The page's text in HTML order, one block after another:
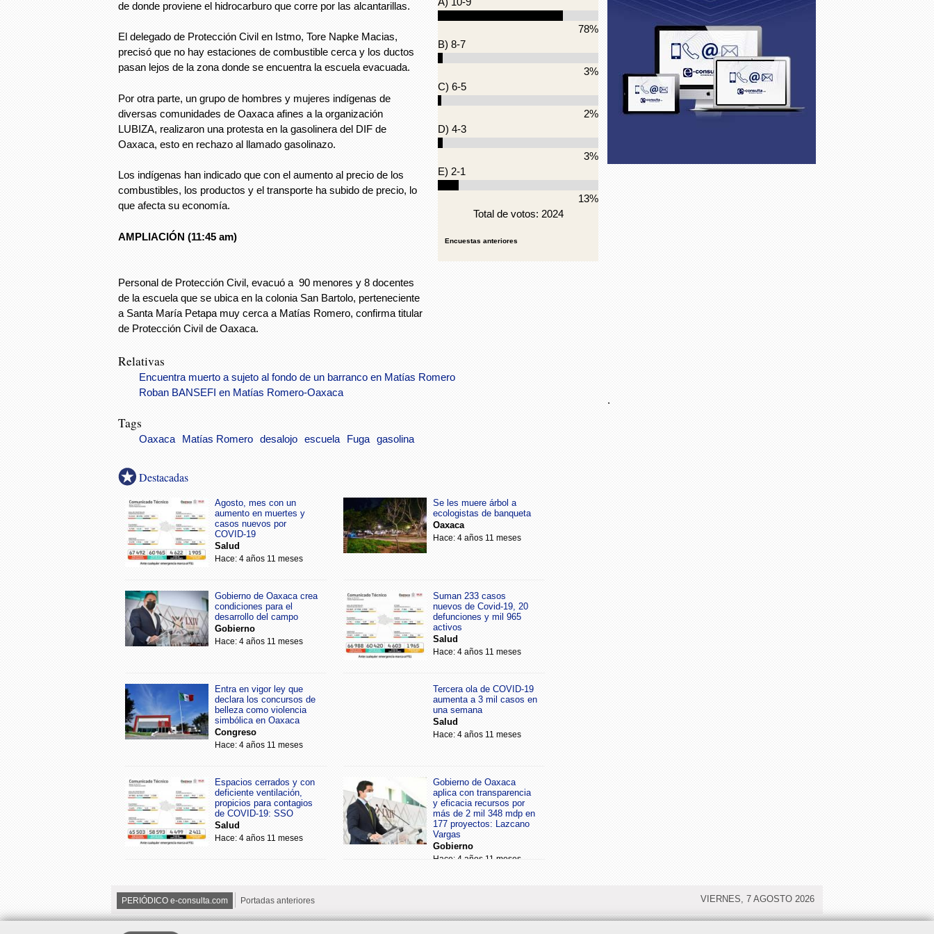
de donde proviene el hidrocarburo que corre por las alcantarillas.
El delegado de Protección Civil en Istmo, Tore Napke Macias,
precisó que no hay estaciones de combustible cerca y los ductos
pasan lejos de la zona donde se encuentra la escuela evacuada.
Por otra parte, un grupo de hombres y mujeres indígenas de
diversas comunidades de Oaxaca afines a la organización
LUBIZA, realizaron una protesta en la gasolinera del DIF de
Oaxaca, esto en rechazo al llamado gasolinazo.
Los indígenas han indicado que con el aumento al precio de los
combustibles, los productos y el transporte ha subido de precio, lo
que afecta su economía.
AMPLIACIÓN (11:45 am)
Personal de Protección Civil, evacuó a 90 menores y 8 docentes
de la escuela que se ubica en la colonia San Bartolo, perteneciente
a Santa María Petapa muy cerca a Matías Romero, confirma titular
de Protección Civil de Oaxaca.
78%
B) 8-7
3%
C) 6-5
2%
D) 4-3
3%
E) 2-1
13%
Total de votos: 2024
Encuestas anteriores
Relativas
Encuentra muerto a sujeto al fondo de un barranco en Matías Romero
Roban BANSEFI en Matías Romero-Oaxaca
Tags
Oaxaca Matías Romero desalojo escuela Fuga gasolina
Destacadas
Agosto, mes con un
aumento en muertes y
casos nuevos por
COVID-19
Salud
Hace: 4 años 11 meses
Se les muere árbol a
ecologistas de banqueta
Oaxaca
Hace: 4 años 11 meses
Gobierno de Oaxaca crea
condiciones para el
desarrollo del campo
Gobierno
Hace: 4 años 11 meses
Suman 233 casos
nuevos de Covid-19, 20
defunciones y mil 965
activos
Salud
Hace: 4 años 11 meses
Entra en vigor ley que
declara los concursos de
belleza como violencia
simbólica en Oaxaca
Congreso
Hace: 4 años 11 meses
Tercera ola de COVID-19
aumenta a 3 mil casos en
una semana
Salud
Hace: 4 años 11 meses
Espacios cerrados y con
deficiente ventilación,
propicios para contagios
de COVID-19: SSO
Salud
Hace: 4 años 11 meses
Gobierno de Oaxaca
aplica con transparencia
y eficacia recursos por
más de 2 mil 348 mdp en
177 proyectos: Lazcano
Vargas
Gobierno
Hace: 4 años 11 meses
.
PERIÓDICO e-consulta.com Portadas anteriores VIERNES, 7 AGOSTO 2026